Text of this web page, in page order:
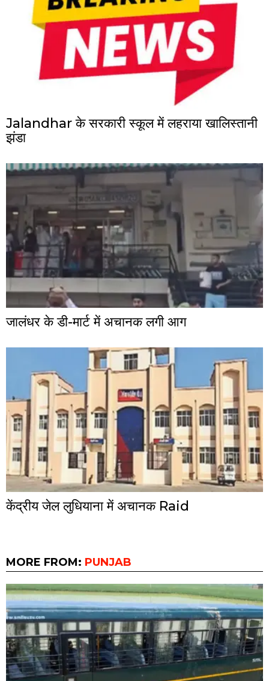
Jalandhar के सरकारी स्कूल में लहराया खालिस्तानी
झंडा
जालंधर के डी-मार्ट में अचानक लगी आग
केंद्रीय जेल लुधियाना में अचानक Raid
MORE FROM: PUNJAB